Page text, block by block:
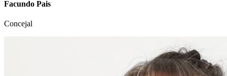
Facundo Pais
Concejal